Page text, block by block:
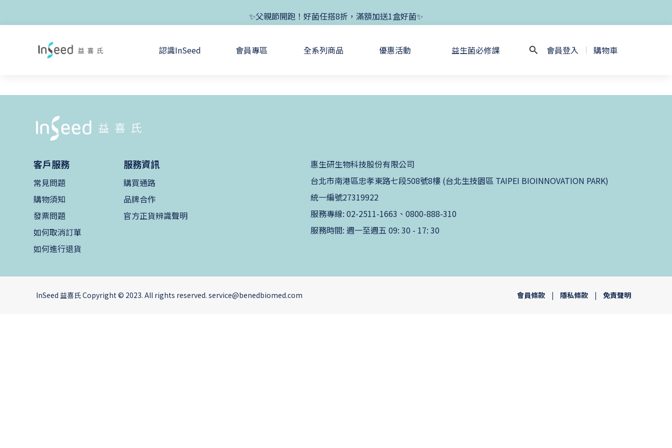
✨新朋友首單現折400+送1盒益生菌，滿額再享免運✨
✨父親節開跑！好菌任搭8折，滿額加送1盒好菌✨
認識InSeed
會員專區 全系列商品 優惠活動 益生菌必修課 會員登入 購物車
客戶服務
常見問題
購物須知
發票問題
如何取消訂單
如何進行退貨
服務資訊
購買通路
品牌合作
官方正貨辨識聲明
惠生研生物科技股份有限公司
台北市南港區忠孝東路七段508號8樓 (台北生技園區 TAIPEI BIOINNOVATION PARK)
統一編號27319922
服務專線: 02-2511-1663、0800-888-310
服務時間: 週一至週五 09: 30 - 17: 30
InSeed 益喜氏 Copyright © 2023. All rights reserved. service@benedbiomed.com 會員條款 | 隱私條款 | 免責聲明